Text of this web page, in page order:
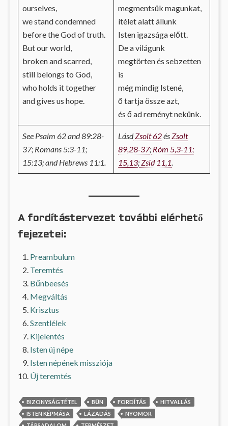
ourselves,
we stand condemned
before the God of truth.
But our world,
broken and scarred,
still belongs to God,
who holds it together
and gives us hope.
megmentsük magunkat,
ítélet alatt állunk
Isten igazsága előtt.
De a világunk
megtörten és sebzetten
is
még mindig Istené,
ő tartja össze azt,
és ő ad reményt nekünk.
See Psalm 62 and 89:28-
37; Romans 5:3-11;
15:13; and Hebrews 11:1.
LásdZsolt 62ésZsolt
89,28-37;Róm 5,3-11;
15,13;Zsid 11,1
A fordítástervezet további elérhető
fejezetei:
Preambulum
Teremtés
Bűnbeesés
Megváltás
Krisztus
Szentlélek
Kijelentés
Isten új népe
Isten népének missziója
Új teremtés
BIZONYSÁGTÉTEL BŰN FORDÍTÁS
HITVALLÁS
ISTEN KÉPMÁSA
LÁZADÁS
NYOMOR